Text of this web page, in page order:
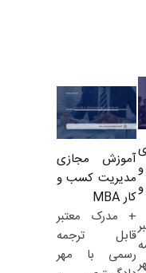
آموزش مجازی
مدیریت کسب و
کار MBA
+ مدرک معتبر
قابل ترجمه
رسمی با مهر